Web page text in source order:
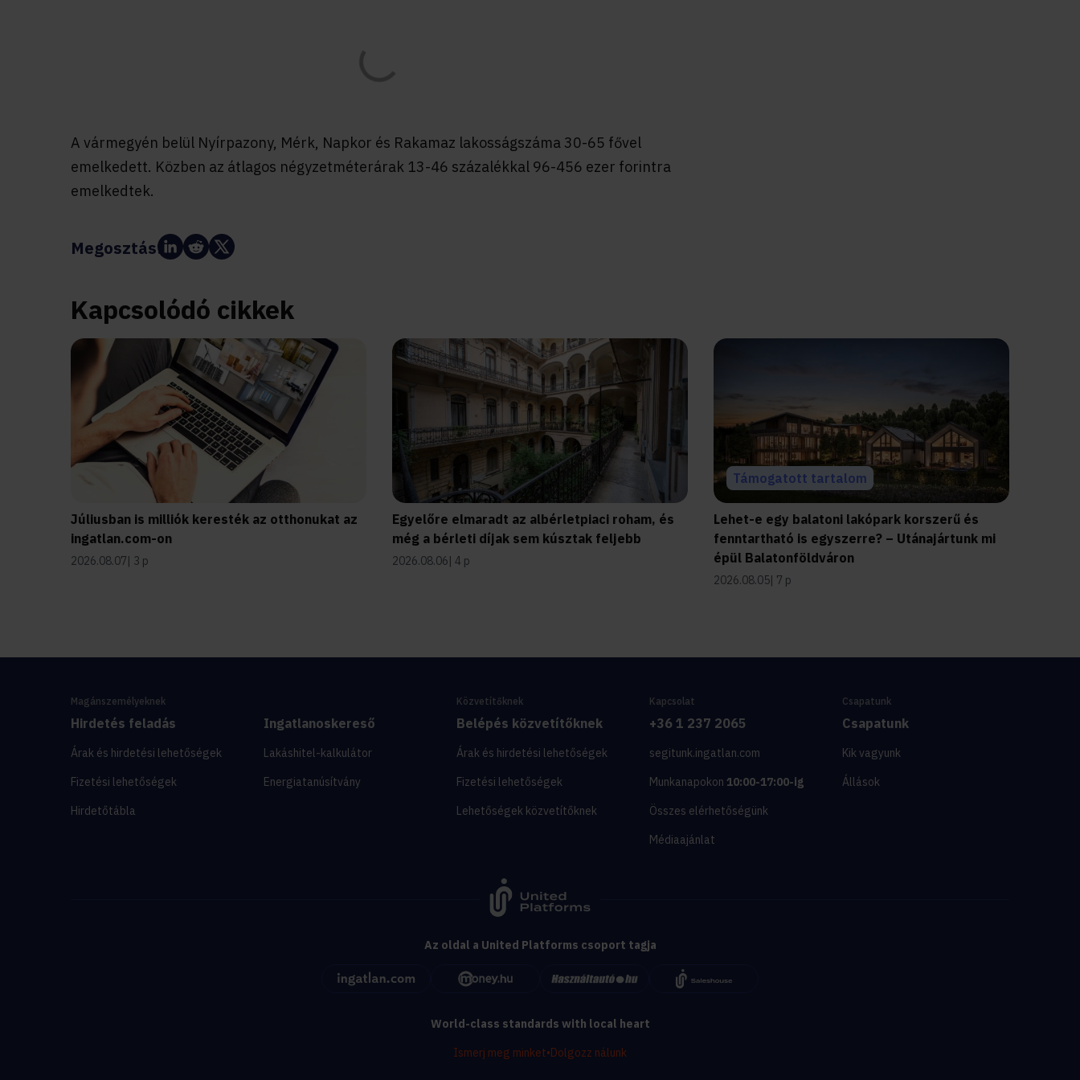
A vármegyén belül Nyírpazony, Mérk, Napkor és Rakamaz lakosságszáma 30-65 fővel
emelkedett. Közben az átlagos négyzetméterárak 13-46 százalékkal 96-456 ezer forintra
emelkedtek.
Megosztás:
Kapcsolódó cikkek
Júliusban is milliók keresték az otthonukat az
ingatlan.com-on
2026.08.07 3 p
Egyelőre elmaradt az albérletpiaci roham, és
még a bérleti díjak sem kúsztak feljebb
2026.08.06 4 p
Támogatott tartalom
Lehet-e egy balatoni lakópark korszerű és
fenntartható is egyszerre? – Utánajártunk mi
épül Balatonföldváron
2026.08.05 7 p
Magánszemélyeknek
Hirdetés feladás
Árak és hirdetési lehetőségek
Fizetési lehetőségek
Hirdetőtábla
Ingatlanoskereső
Lakáshitel-kalkulátor
Energiatanúsítvány
Közvetítőknek
Belépés közvetítőknek
Árak és hirdetési lehetőségek
Fizetési lehetőségek
Lehetőségek közvetítőknek
Kapcsolat
+36 1 237 2065
segitunk.ingatlan.com
Munkanapokon 10:00-17:00-ig
Összes elérhetőségünk
Médiaajánlat
Csapatunk
Csapatunk
Kik vagyunk
Állások
Az oldal a United Platforms csoport tagja
World-class standards with local heart
Ismerj meg minket•Dolgozz nálunk